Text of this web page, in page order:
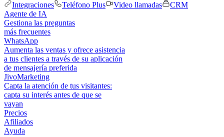
Integraciones
Teléfono Plus Video llamadas
CRM
Agente de IA
Gestiona las preguntas
más frecuentes
WhatsApp
Aumenta las ventas y ofrece asistencia
a tus clientes a través de su aplicación
de mensajería preferida
JivoMarketing
Capta la atención de tus visitantes:
capta su interés antes de que se
vayan
Precios
Afiliados
Ayuda